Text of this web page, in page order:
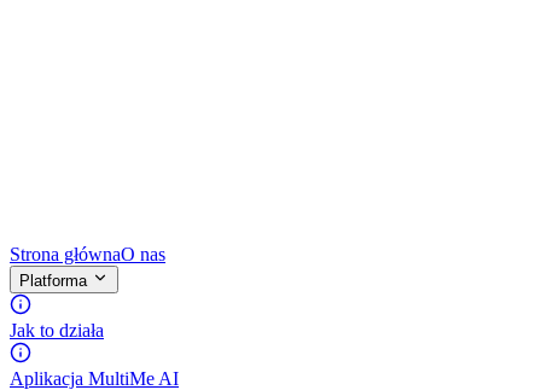
Strona głównaO nas
Platforma
Jak to działa
Aplikacja MultiMe AI